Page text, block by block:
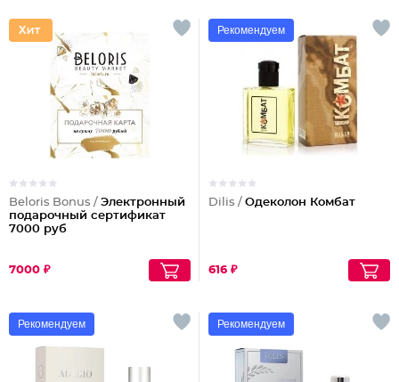
Beloris Bonus / Электронный
подарочный сертификат
7000 руб
7000 ₽
Рекомендуем
Dilis / Одеколон Комбат
616 ₽
Рекомендуем Рекомендуем